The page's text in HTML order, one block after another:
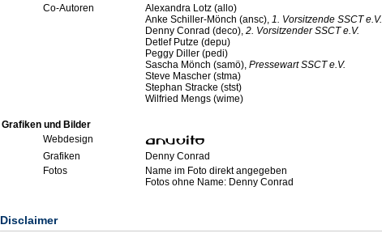
Co-Autoren
Alexandra Lotz (allo)
Anke Schiller-Mönch (ansc), 1. Vorsitzende SSCT e.V.
Denny Conrad (deco), 2. Vorsitzender SSCT e.V.
Detlef Putze (depu)
Peggy Diller (pedi)
Sascha Mönch (samö), Pressewart SSCT e.V.
Steve Mascher (stma)
Stephan Stracke (stst)
Wilfried Mengs (wime)
Grafiken und Bilder
Webdesign
Grafiken
Denny Conrad
Fotos
Name im Foto direkt angegeben
Fotos ohne Name: Denny Conrad
Disclaimer